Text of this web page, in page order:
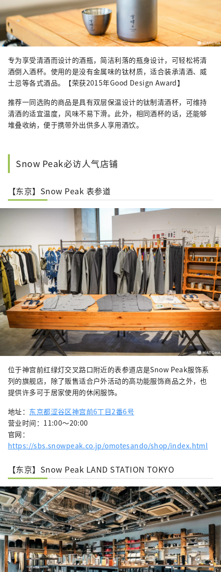
专为享受清酒而设计的酒瓶，简洁利落的瓶身设计，可轻松将清
酒倒入酒杯。使用的是没有金属味的钛材质，适合装承清酒、威
士忌等各式酒品。【荣获2015年Good Design Award】
推荐一同选购的商品是具有双层保温设计的钛制清酒杯，可维持
清酒的适宜温度，风味不易下滑。此外，相同酒杯的话，还能够
堆叠收纳，便于携带外出供多人享用酒饮。
Snow Peak必访人气店铺
【东京】Snow Peak 表参道
位于神宫前红绿灯交叉路口附近的表参道店是Snow Peak服饰系
列的旗舰店，除了贩售适合户外活动的高功能服饰商品之外，也
提供许多可于居家使用的休闲服饰。
地址： 东京都涩谷区神宫前6丁目2番6号
营业时间：11:00～20:00
官网：
https://sbs.snowpeak.co.jp/omotesando/shop/index.html
【东京】Snow Peak LAND STATION TOKYO